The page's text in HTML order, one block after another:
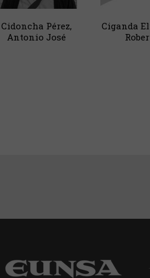
Cidoncha Pérez,
Antonio José
Ciganda